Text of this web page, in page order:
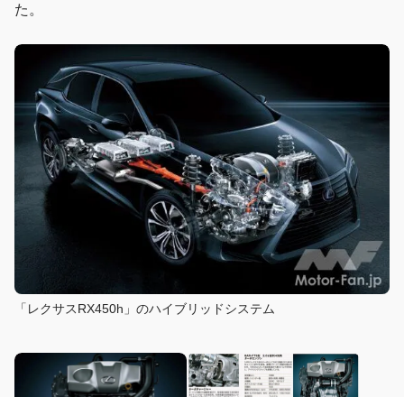
た。
「レクサスRX450h」のハイブリッドシステム